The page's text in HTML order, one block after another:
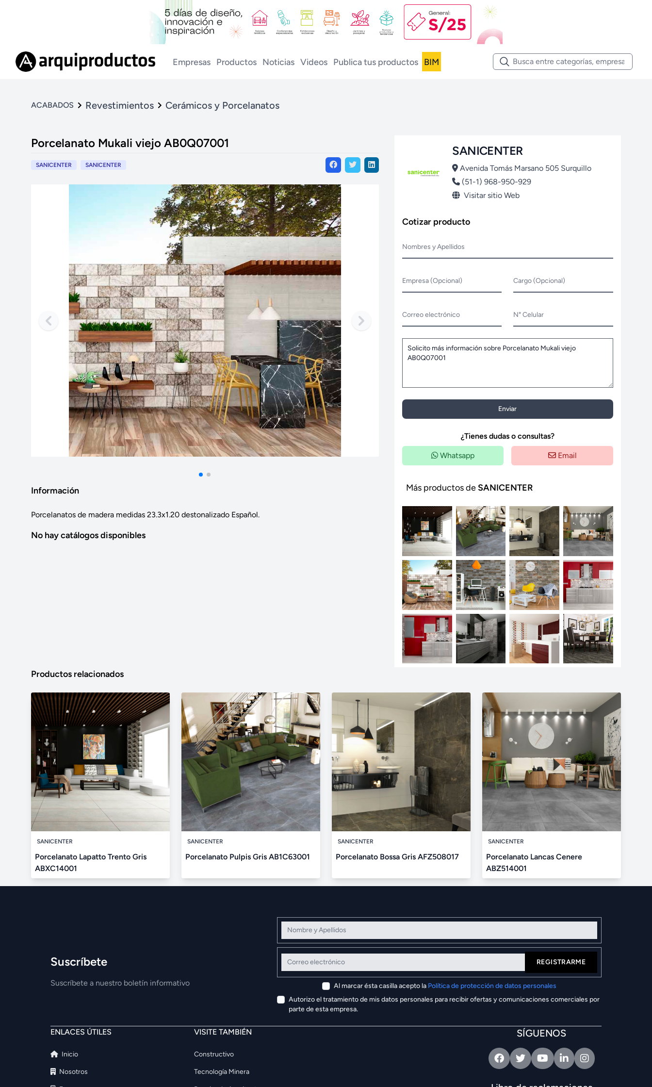
Empresas Productos Noticias Videos Publica tus productos BIM
ACABADOS Revestimientos Cerámicos y Porcelanatos
Porcelanato Mukali viejo AB0Q07001
SANICENTER SANICENTER
Información
Porcelanatos de madera medidas 23.3x1.20 destonalizado Español.
No hay catálogos disponibles
SANICENTER
Avenida Tomás Marsano 505 Surquillo
(51-1) 968-950-929
Visitar sitio Web
Cotizar producto
Nombres y Apellidos
Empresa (Opcional) Cargo (Opcional)
Correo electrónico N° Celular
Enviar
¿Tienes dudas o consultas?
Whatsapp Email
Más productos de SANICENTER
Productos relacionados
SANICENTER
Porcelanato Lapatto Trento Gris
ABXC14001
SANICENTER
Porcelanato Pulpis Gris AB1C63001
SANICENTER
Porcelanato Bossa Gris AFZ508017
SANICENTER
Porcelanato Lancas Cenere
ABZ514001
Suscríbete
Suscríbete a nuestro boletín informativo
Nombre y Apellidos
Correo electrónico
REGISTRARME
Al marcar ésta casilla acepto la Política de protección de datos personales
Autorizo el tratamiento de mis datos personales para recibir ofertas y comunicaciones comerciales por
parte de esta empresa.
ENLACES ÚTILES
Inicio
Nosotros
VISITE TAMBIÉN
Constructivo
Tecnología Minera
SÍGUENOS
FacebookTwitterYoutubeLinkedinIntagram